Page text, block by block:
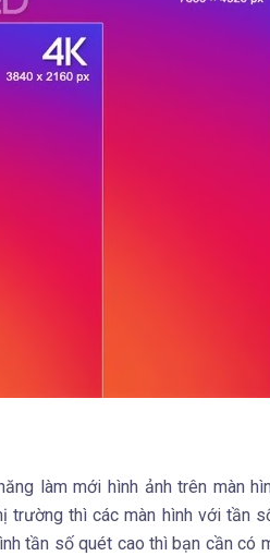
làm mới hình ảnh trên màn
trường thì các màn hình với tần
tần số quét cao thì bạn cần có